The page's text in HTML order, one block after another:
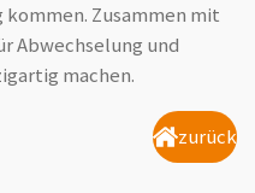
Zusammen mit
Abwechselung und
machen.
zurück